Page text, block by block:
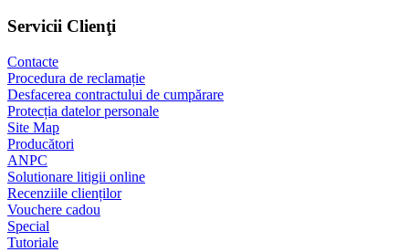
Servicii Clienţi
Contacte
Procedura de reclamație
Desfacerea contractului de cumpărare
Protecția datelor personale
Site Map
Producători
ANPC
Solutionare litigii online
Recenziile clienților
Vouchere cadou
Special
Tutoriale